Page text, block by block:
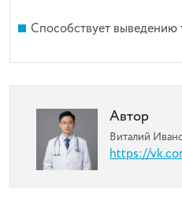
Способствует выведению
Автор
Виталий
https://